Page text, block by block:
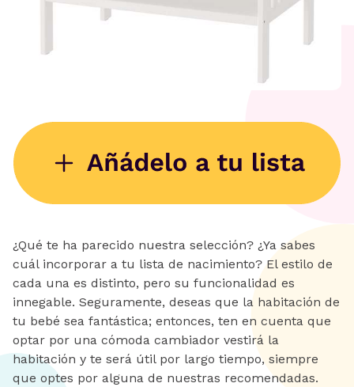
¿Qué te ha parecido nuestra selección? ¿Ya sabes
cuál incorporar a tu lista de nacimiento? El estilo de
cada una es distinto, pero su funcionalidad es
innegable. Seguramente, deseas que la habitación de
tu bebé sea fantástica; entonces, ten en cuenta que
optar por una cómoda cambiador vestirá la
habitación y te será útil por largo tiempo, siempre
que optes por alguna de nuestras recomendadas.